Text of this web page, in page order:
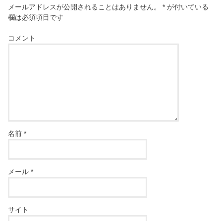
メールアドレスが公開されることはありません。 * が付いている
欄は必須項目です
コメント
名前*
メール*
サイト